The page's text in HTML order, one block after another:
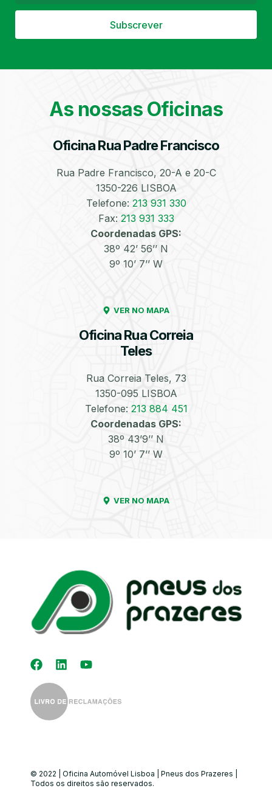
Subscrever
As nossas Oficinas
Oficina Rua Padre Francisco
Rua Padre Francisco, 20-A e 20-C
1350-226 LISBOA
Telefone: 213 931 330
Fax: 213 931 333
Coordenadas GPS:
38º 42’ 56’’ N
9º 10’ 7’’ W
VER NO MAPA
Oficina Rua Correia
Teles
Rua Correia Teles, 73
1350-095 LISBOA
Telefone: 213 884 451
Coordenadas GPS:
38º 43’9’’ N
9º 10’ 7’’ W
VER NO MAPA
© 2022 | Oficina Automóvel Lisboa | Pneus dos Prazeres |
Todos os direitos são reservados.
Filtro de Partículas Óleos
Bate-Chapas
Higienização e
Automóvel
Equilibragem das
Rodas
Desempeno de
Jantes
Kit Distribuição
Diagnóstico